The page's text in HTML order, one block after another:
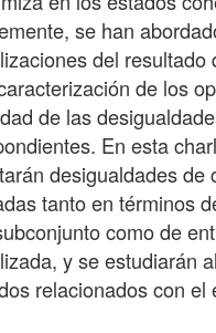
se han
del resultado
de los
de las
En esta
desigualdades de
tanto en términos
como de
y se estudiarán
relacionados con el